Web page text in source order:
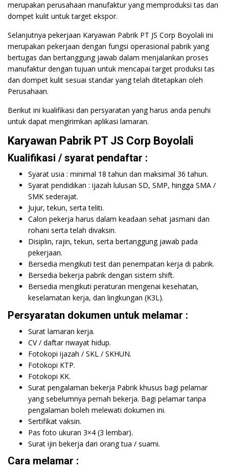
merupakan perusahaan manufaktur yang memproduksi tas dan
dompet kulit untuk target ekspor.
Selanjutnya pekerjaan Karyawan Pabrik PT JS Corp Boyolali ini
merupakan pekerjaan dengan fungsi operasional pabrik yang
bertugas dan bertanggung jawab dalam menjalankan proses
manufaktur dengan tujuan untuk mencapai target produksi tas
dan dompet kulit sesuai standar yang telah ditetapkan oleh
Perusahaan.
Berikut ini kualifikasi dan persyaratan yang harus anda penuhi
untuk dapat mengirimkan aplikasi lamaran.
Karyawan Pabrik PT JS Corp Boyolali
Kualifikasi / syarat pendaftar :
Syarat usia : minimal 18 tahun dan maksimal 36 tahun.
Syarat pendidikan : ijazah lulusan SD, SMP, hingga SMA /
SMK sederajat.
Jujur, tekun, serta teliti.
Calon pekerja harus dalam keadaan sehat jasmani dan
rohani serta telah divaksin.
Disiplin, rajin, tekun, serta bertanggung jawab pada
pekerjaan.
Bersedia mengikuti test dan penempatan kerja di pabrik.
Bersedia bekerja pabrik dengan sistem shift.
Bersedia mengikuti peraturan mengenai kesehatan,
keselamatan kerja, dan lingkungan (K3L).
Persyaratan dokumen untuk melamar :
Surat lamaran kerja.
CV / daftar riwayat hidup.
Fotokopi ijazah / SKL / SKHUN.
Fotokopi KTP.
Fotokopi KK.
Surat pengalaman bekerja Pabrik khusus bagi pelamar
yang sebelumnya pernah bekerja. Bagi pelamar tanpa
pengalaman boleh melewati dokumen ini.
Sertifikat vaksin.
Pas foto ukuran 3×4 (3 lembar).
Surat ijin bekerja dari orang tua / suami.
Cara melamar :